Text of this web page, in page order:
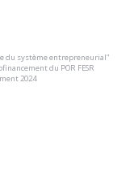
du système entrepreneurial"
du POR FESR
2024